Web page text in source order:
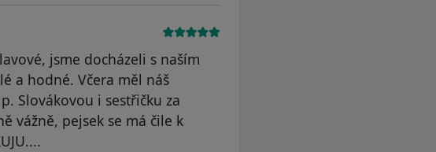
jsme docházeli s naším
a hodné. Včera měl náš
Slovákovou i sestřičku za
vážně, pejsek se má čile k